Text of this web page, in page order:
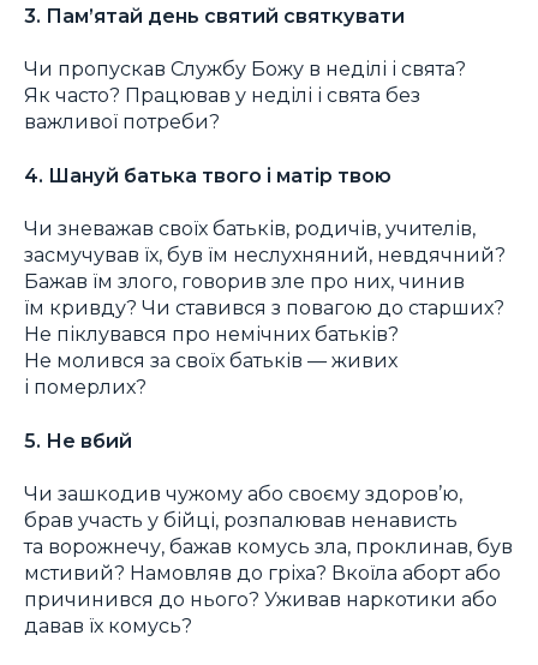
3. Пам’ятай день святий святкувати
Чи пропускав Службу Божу в неділі і свята?
Як часто? Працював у неділі і свята без
важливої потреби?
4. Шануй батька твого і матір твою
Чи зневажав своїх батьків, родичів, учителів,
засмучував їх, був їм неслухняний, невдячний?
Бажав їм злого, говорив зле про них, чинив
їм кривду? Чи ставився з повагою до старших?
Не піклувався про немічних батьків?
Не молився за своїх батьків — живих
і померлих?
5. Не вбий
Чи зашкодив чужому або своєму здоров’ю,
брав участь у бійці, розпалював ненависть
та ворожнечу, бажав комусь зла, проклинав, був
мстивий? Намовляв до гріха? Вкоїла аборт або
причинився до нього? Уживав наркотики або
давав їх комусь?